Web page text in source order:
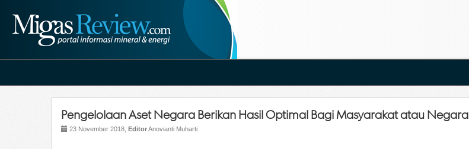
Pengelolaan Aset Negara Berikan Hasil Optimal Bagi Masyarakat atau Negara
23 November 2018, EditorAnovianti Muharti